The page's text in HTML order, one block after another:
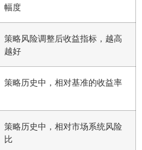
幅度
策略风险调整后收益指标，越高
越好
策略历史中，相对基准的收益率
策略历史中，相对市场系统风险
比